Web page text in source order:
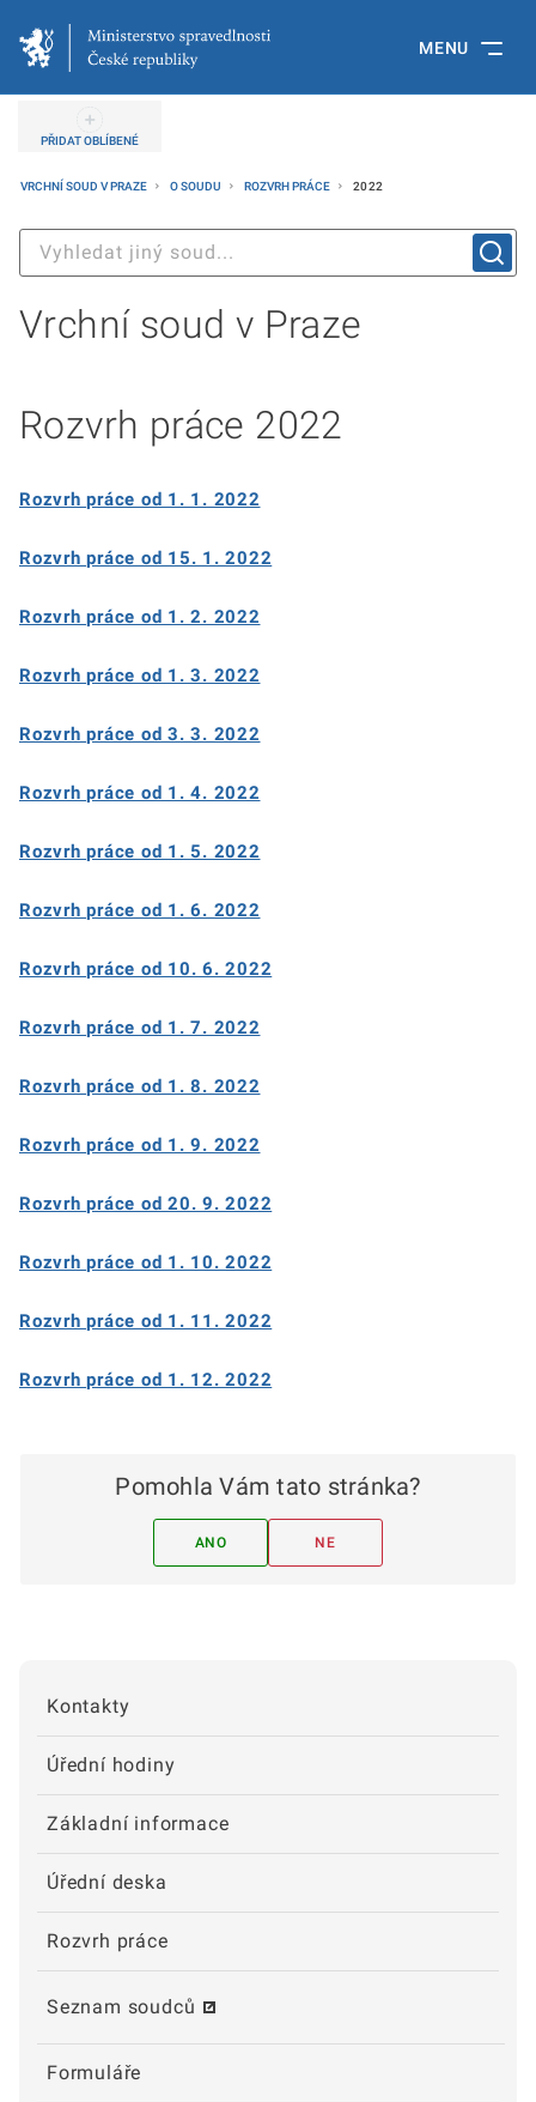
MENU
PŘIDAT OBLÍBENÉ
VRCHNÍ SOUD V PRAZE O SOUDU ROZVRH PRÁCE 2022
Vrchní soud v Praze
Kontakty
Úřední hodiny
Základní informace
Úřední deska
Rozvrh práce
Seznam soudců
Formuláře
Rozvrh práce 2022
Rozvrh práce od 1. 1. 2022
Rozvrh práce od 15. 1. 2022
Rozvrh práce od 1. 2. 2022
Rozvrh práce od 1. 3. 2022
Rozvrh práce od 3. 3. 2022
Rozvrh práce od 1. 4. 2022
Rozvrh práce od 1. 5. 2022
Rozvrh práce od 1. 6. 2022
Rozvrh práce od 10. 6. 2022
Rozvrh práce od 1. 7. 2022
Rozvrh práce od 1. 8. 2022
Rozvrh práce od 1. 9. 2022
Rozvrh práce od 20. 9. 2022
Rozvrh práce od 1. 10. 2022
Rozvrh práce od 1. 11. 2022
Rozvrh práce od 1. 12. 2022
Pomohla Vám tato stránka?
ANO NE